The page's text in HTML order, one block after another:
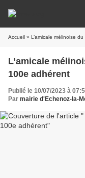
Accueil » L’amicale mélinoise
L’amicale
100e adhérent
Publié le 10/07/2023 à
Par mairie d'Echenoz-la-